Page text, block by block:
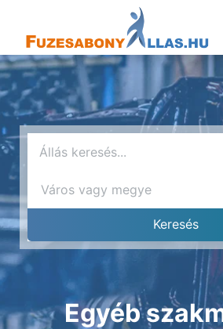
Egyéb